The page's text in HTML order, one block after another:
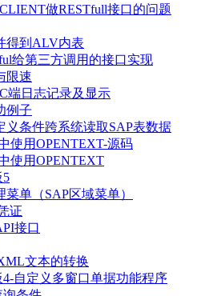
做RESTfull接口的问题
得到ALV内表
给第三方调用的接口实现
限速
端日志记录及显示
例子
义条件跨系统读取SAP表数据
使用OPENTEXT-源码
使用OPENTEXT
5
单（SAP区域菜单）
证
接口
文本的转换
自定义多窗口单据功能程序